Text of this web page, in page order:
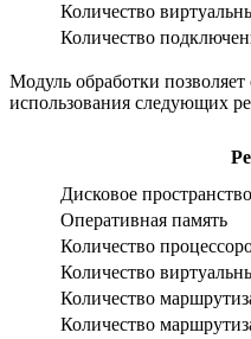
Количество
Количество
Модуль обработки позволяет
использования следующих
Дисковое пространство
Оперативная память
Количество
Количество
Количество
Количество